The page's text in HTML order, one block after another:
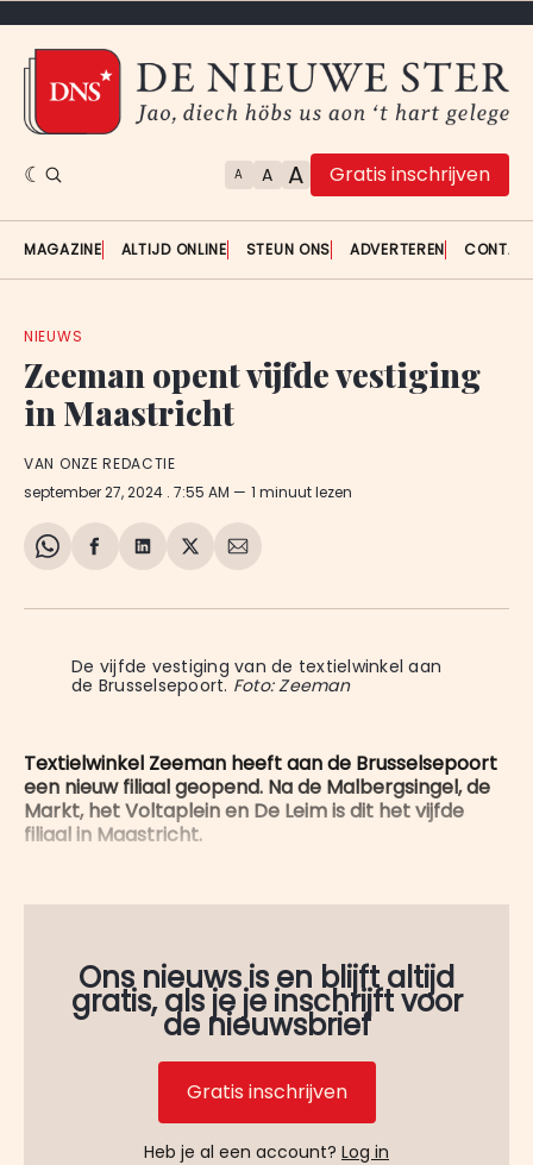
A A A Gratis inschrijven
MAGAZINE ALTIJD ONLINE STEUN ONS ADVERTEREN
NIEUWS
Zeeman opent vijfde vestiging
in Maastricht
VAN ONZE REDACTIE
september 27, 2024 . 7:55 AM 1 minuut lezen
Share
WhatsApp
Delen
Facebook
Delen
LinkedIn
Share
X
Deel
E-
De vijfde vestiging van de textielwinkel aan
de Brusselsepoort. Foto: Zeeman
Textielwinkel Zeeman heeft aan de Brusselsepoort
een nieuw filiaal geopend. Na de Malbergsingel, de
Markt, het Voltaplein en De Leim is dit het vijfde
filiaal in Maastricht.
Ons nieuws is en blijft altijd
gratis, als je je inschrijft voor
de nieuwsbrief
Gratis inschrijven
Heb je al een account? Log in